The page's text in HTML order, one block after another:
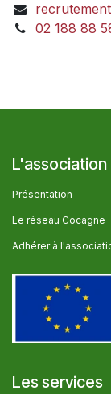
02 188 88
L'association
Présentation
Le réseau Cocagne
Adhérer à
Les services